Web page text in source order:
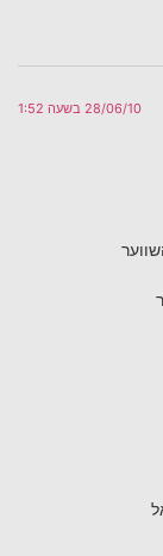
28/06/10 בשעה 1:52